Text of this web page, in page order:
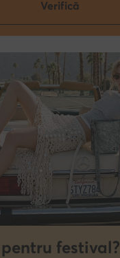
Verifică
festival?